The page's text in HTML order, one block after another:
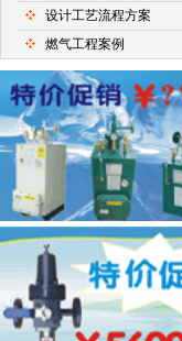
设计工艺流程方案
燃气工程案例